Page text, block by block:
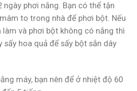
ngày phơi nắng. Bạn có thể tận
to trong nhà để phơi bột. Nếu
và phơi bột không có nắng thì
sấy hoa quả để sấy bột sắn dây
máy, bạn nên để ở nhiệt độ 60